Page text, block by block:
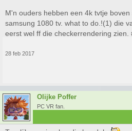
M'n ouders hebben een 4k tvtje
samsung 1080 tv. what to do.!(1) die
eerst wel ff die checkerrendering zien.
28 feb 2017
Olijke Poffer
PC VR fan.